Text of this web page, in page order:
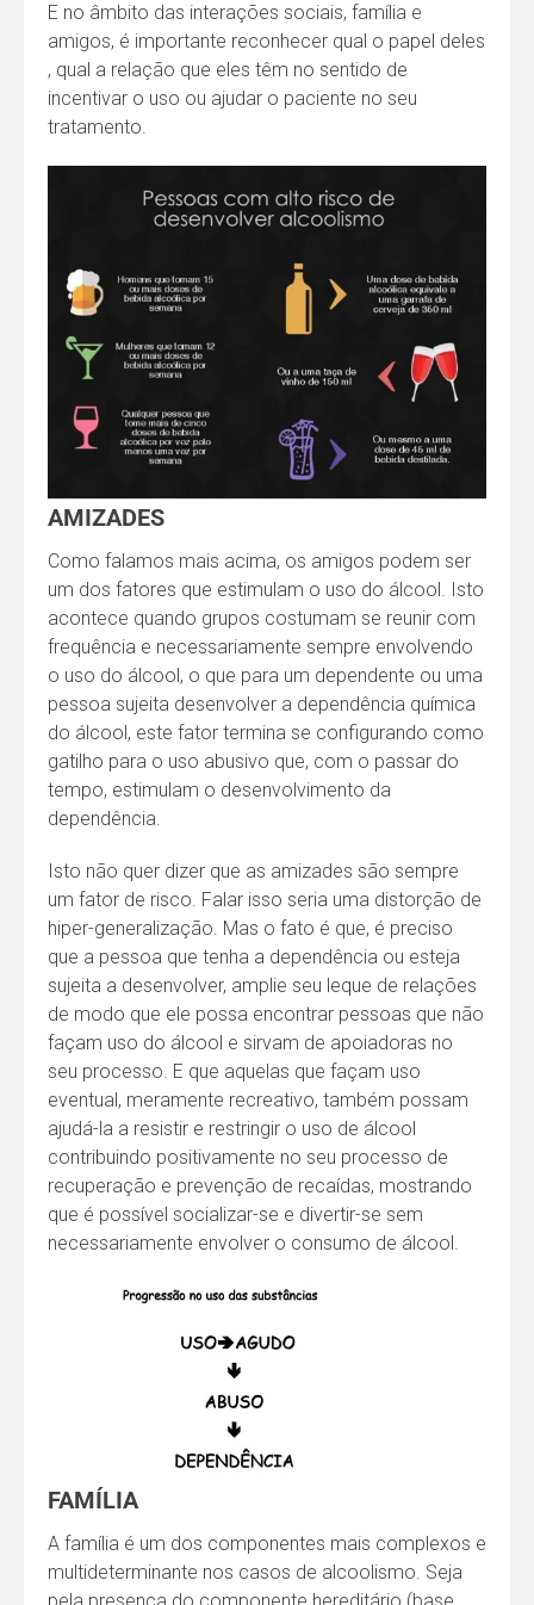
E no âmbito das interações sociais, família e
amigos, é importante reconhecer qual o papel deles
, qual a relação que eles têm no sentido de
incentivar o uso ou ajudar o paciente no seu
tratamento.
AMIZADES
Como falamos mais acima, os amigos podem ser
um dos fatores que estimulam o uso do álcool. Isto
acontece quando grupos costumam se reunir com
frequência e necessariamente sempre envolvendo
o uso do álcool, o que para um dependente ou uma
pessoa sujeita desenvolver a dependência química
do álcool, este fator termina se configurando como
gatilho para o uso abusivo que, com o passar do
tempo, estimulam o desenvolvimento da
dependência.
Isto não quer dizer que as amizades são sempre
um fator de risco. Falar isso seria uma distorção de
hiper-generalização. Mas o fato é que, é preciso
que a pessoa que tenha a dependência ou esteja
sujeita a desenvolver, amplie seu leque de relações
de modo que ele possa encontrar pessoas que não
façam uso do álcool e sirvam de apoiadoras no
seu processo. E que aquelas que façam uso
eventual, meramente recreativo, também possam
ajudá-la a resistir e restringir o uso de álcool
contribuindo positivamente no seu processo de
recuperação e prevenção de recaídas, mostrando
que é possível socializar-se e divertir-se sem
necessariamente envolver o consumo de álcool.
FAMÍLIA
A família é um dos componentes mais complexos e
multideterminante nos casos de alcoolismo. Seja
pela presença do componente hereditário (base